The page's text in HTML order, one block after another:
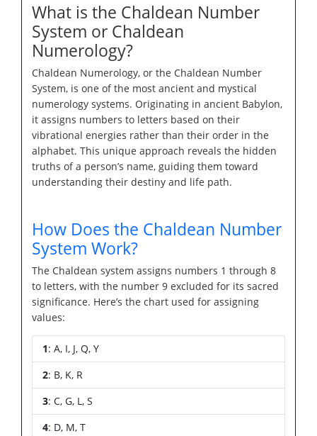
What is the Chaldean Number
System or Chaldean
Numerology?
Chaldean Numerology, or the Chaldean Number
System, is one of the most ancient and mystical
numerology systems. Originating in ancient Babylon,
it assigns numbers to letters based on their
vibrational energies rather than their order in the
alphabet. This unique approach reveals the hidden
truths of a person’s name, guiding them toward
understanding their destiny and life path.
How Does the Chaldean Number
System Work?
The Chaldean system assigns numbers 1 through 8
to letters, with the number 9 excluded for its sacred
significance. Here’s the chart used for assigning
values:
1: A, I, J, Q, Y
2: B, K, R
3: C, G, L, S
4: D, M, T